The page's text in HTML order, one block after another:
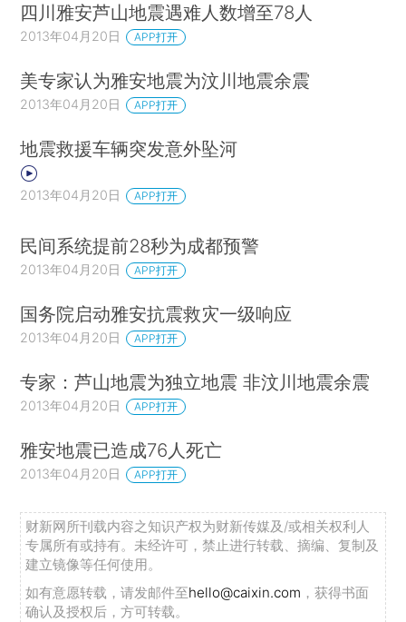
四川雅安芦山地震遇难人数增至78人
2013年04月20日 APP打开
美专家认为雅安地震为汶川地震余震
2013年04月20日 APP打开
地震救援车辆突发意外坠河
2013年04月20日 APP打开
民间系统提前28秒为成都预警
2013年04月20日 APP打开
国务院启动雅安抗震救灾一级响应
2013年04月20日 APP打开
专家：芦山地震为独立地震 非汶川地震余震
2013年04月20日 APP打开
雅安地震已造成76人死亡
2013年04月20日 APP打开
财新网所刊载内容之知识产权为财新传媒及/或相关权利人
专属所有或持有。未经许可，禁止进行转载、摘编、复制及
建立镜像等任何使用。
如有意愿转载，请发邮件至hello@caixin.com ，获得书面
确认及授权后，方可转载。